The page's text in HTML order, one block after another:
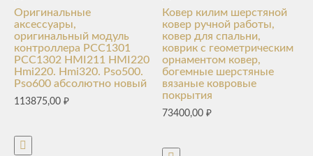
Оригинальные
аксессуары,
оригинальный модуль
контроллера PCC1301
PCC1302 HMI211 HMI220
Hmi220. Hmi320. Pso500.
Pso600 абсолютно новый
113875,00 ₽
Ковер килим шерстяной
ковер ручной работы,
ковер для спальни,
коврик с геометрическим
орнаментом ковер,
богемные шерстяные
вязаные ковровые
покрытия
73400,00₽